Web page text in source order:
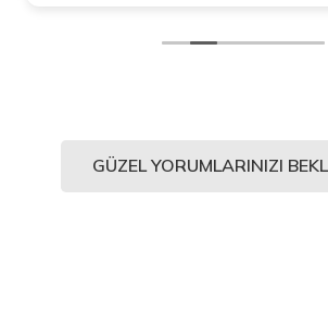
GÜZEL YORUMLARINIZI